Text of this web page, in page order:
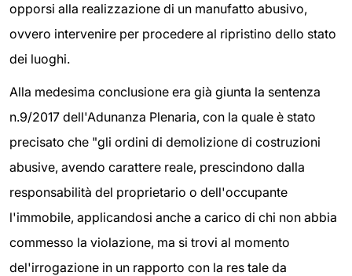
opporsi alla realizzazione di un manufatto abusivo,
ovvero intervenire per procedere al ripristino dello stato
dei luoghi.
Alla medesima conclusione era già giunta la sentenza
n.9/2017 dell'Adunanza Plenaria, con la quale è stato
precisato che "gli ordini di demolizione di costruzioni
abusive, avendo carattere reale, prescindono dalla
responsabilità del proprietario o dell'occupante
l'immobile, applicandosi anche a carico di chi non abbia
commesso la violazione, ma si trovi al momento
del'irrogazione in un rapporto con la res tale da